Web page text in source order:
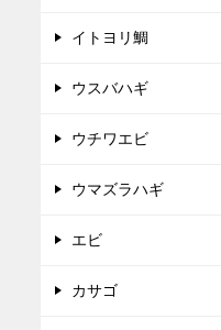
イトヨリ鯛
ウスバハギ
ウチワエビ
ウマズラハギ
エビ
カサゴ